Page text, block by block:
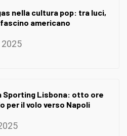
nella cultura pop: tra luci,
americano
Sporting Lisbona: otto ore
per il volo verso Napoli